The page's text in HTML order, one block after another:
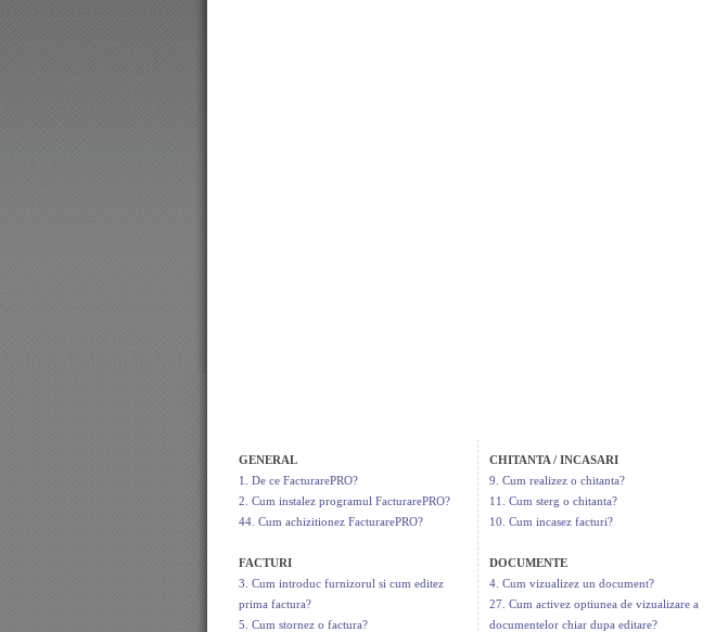
GENERAL
1. De ce FacturarePRO?
2. Cum instalez programul FacturarePRO?
44. Cum achizitionez FacturarePRO?
FACTURI
3. Cum introduc furnizorul si cum editez
prima factura?
5. Cum stornez o factura?
CHITANTA / INCASARI
9. Cum realizez o chitanta?
11. Cum sterg o chitanta?
10. Cum incasez facturi?
DOCUMENTE
4. Cum vizualizez un document?
27. Cum activez optiunea de vizualizare a
documentelor chiar dupa editare?